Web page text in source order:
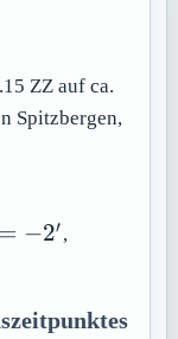
ZZ auf ca.
Spitzbergen,
= −2′,